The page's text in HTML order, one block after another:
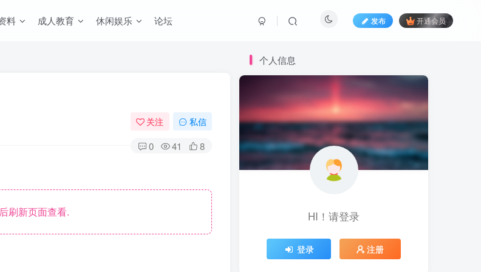
料 成人教育 休闲娱乐 论坛 发布 开通会员
关注 私信
0 41 8
刷新页面查看.
个人信息
HI！请登录
登录 注册